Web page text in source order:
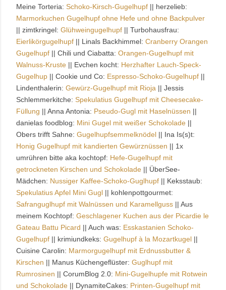
Meine Torteria: Schoko-Kirsch-Gugelhupf || herzelieb:
Marmorkuchen Gugelhupf ohne Hefe und ohne Backpulver
|| zimtkringel: Glühweingugelhupf || Turbohausfrau:
Eierlikörgugelhupf || Linals Backhimmel: Cranberry Orangen
Gugelhupf || Chili und Ciabatta: Orangen-Gugelhupf mit
Walnuss-Kruste || Evchen kocht: Herzhafter Lauch-Speck-
Gugelhup || Cookie und Co: Espresso-Schoko-Gugelhupf ||
Lindenthalerin: Gewürz-Gugelhupf mit Rioja || Jessis
Schlemmerkitche: Spekulatius Gugelhupf mit Cheesecake-
Füllung || Anna Antonia: Pseudo-Gugl mit Haselnüssen ||
danielas foodblog: Mini Gugel mit weißer Schokolade ||
Obers trifft Sahne: Gugelhupfsemmelknödel || Ina Is(s)t:
Honig Gugelhupf mit kandierten Gewürznüssen || 1x
umrühren bitte aka kochtopf: Hefe-Gugelhupf mit
getrockneten Kirschen und Schokolade || ÜberSee-
Mädchen: Nussiger Kaffee-Schoko-Guglhupf || Keksstaub:
Spekulatius Apfel Mini Gugl || kohlenpottgourmet:
Safranguglhupf mit Walnüssen und Karamellguss || Aus
meinem Kochtopf: Geschlagener Kuchen aus der Picardie le
Gateau Battu Picard || Auch was: Esskastanien Schoko-
Gugelhupf || krimiundkeks: Gugelhupf à la Mozartkugel ||
Cuisine Carolin: Marmorgugelhupf mit Erdnussbutter &
Kirschen || Manus Küchengeflüster: Guglhupf mit
Rumrosinen || CorumBlog 2.0: Mini-Gugelhupfe mit Rotwein
und Schokolade || DynamiteCakes: Printen-Gugelhupf mit